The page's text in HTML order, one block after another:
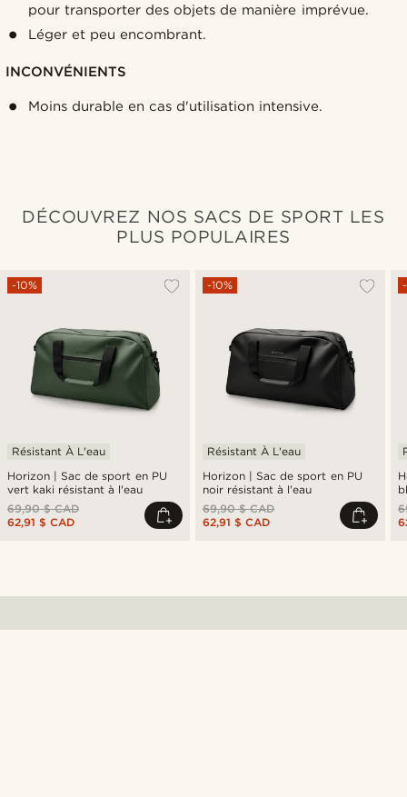
pour transporter des objets de manière imprévue.
Léger et peu encombrant.
INCONVÉNIENTS
Moins durable en cas d'utilisation intensive.
DÉCOUVREZ NOS SACS DE SPORT LES
PLUS POPULAIRES
Horizon | Sac de sport en PU
vert kaki résistant à l'eau
-10%
Résistant À L'eau
69,90 $ CAD
62,91 $ CAD
Horizon | Sac de sport en PU
noir résistant à l'eau
-10%
Résistant À L'eau
69,90 $ CAD
62,91 $ CAD